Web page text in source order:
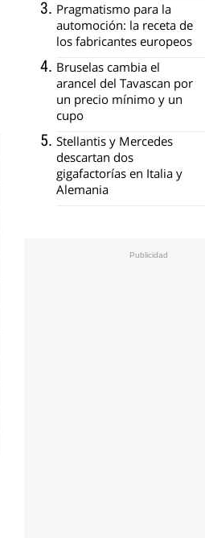
Pragmatismo para la
automoción: la receta de
los fabricantes europeos
Bruselas cambia el
arancel del Tavascan por
un precio mínimo y un
cupo
Stellantis y Mercedes
descartan dos
gigafactorías en Italia y
Alemania